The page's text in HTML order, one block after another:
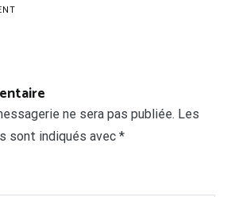
ne sera pas publiée. Les
sont indiqués avec *